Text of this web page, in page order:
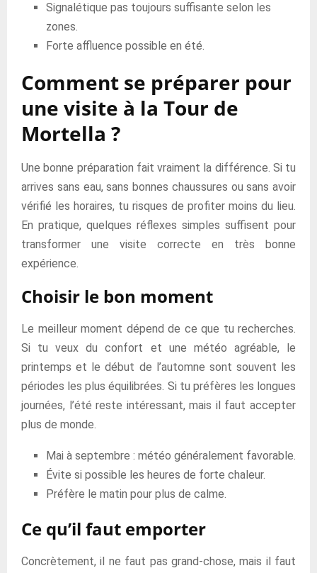
Signalétique pas toujours suffisante selon les
zones.
Forte affluence possible en été.
Comment se préparer pour
une visite à la Tour de
Mortella ?
Une bonne préparation fait vraiment la différence. Si tu
arrives sans eau, sans bonnes chaussures ou sans avoir
vérifié les horaires, tu risques de profiter moins du lieu.
En pratique, quelques réflexes simples suffisent pour
transformer une visite correcte en très bonne
expérience.
Choisir le bon moment
Le meilleur moment dépend de ce que tu recherches.
Si tu veux du confort et une météo agréable, le
printemps et le début de l’automne sont souvent les
périodes les plus équilibrées. Si tu préfères les longues
journées, l’été reste intéressant, mais il faut accepter
plus de monde.
Mai à septembre : météo généralement favorable.
Évite si possible les heures de forte chaleur.
Préfère le matin pour plus de calme.
Ce qu’il faut emporter
Concrètement, il ne faut pas grand-chose, mais il faut